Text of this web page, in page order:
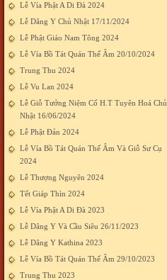
Lễ Vía Phật A Di Đà 2024
Lễ Dâng Y Chủ Nhật 17/11/2024
Lễ Phật Giáo Nam Tông 2024
Lễ Vía Bồ Tát Quán Thế Âm 20/10/2024
Trung Thu 2024
Lễ Vu Lan 2024
Lễ Giỗ Tưởng Niệm Cố H.T Tuyên Hoá Chủ
Nhật 16/06/2024
Lễ Phật Đản 2024
Lễ Vía Bồ Tát Quán Thế Âm Và Giỗ Sư Cụ
2024
Lễ Thượng Nguyên 2024
Tết Giáp Thìn 2024
Lễ Vía Phật A Di Đà 2023
Lễ Dâng Y Và Cầu Siêu 26/11/2023
Lễ Dâng Y Kathina 2023
Lễ Vía Bồ Tát Quán Thế Âm 29/10/2023
Trung Thu 2023